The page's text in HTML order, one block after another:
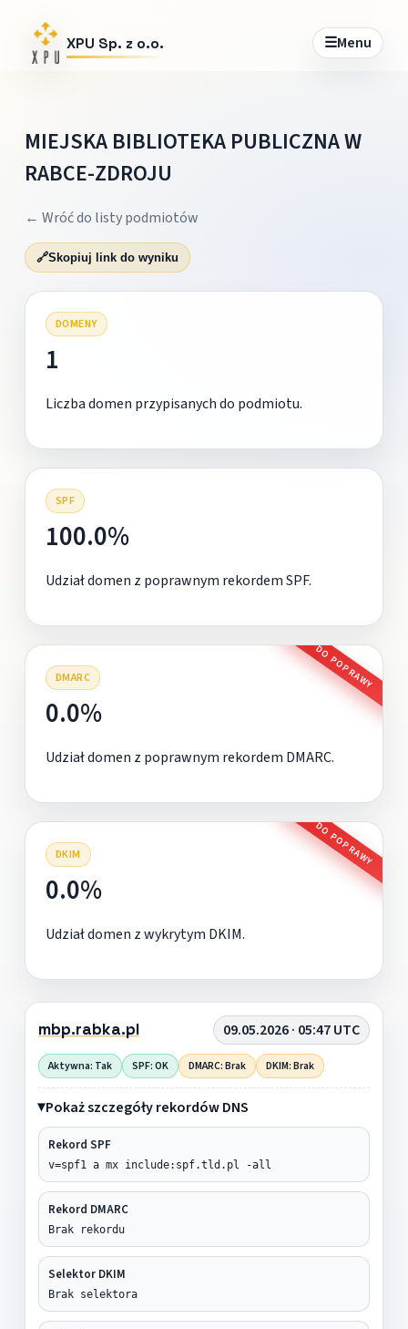
XPU Sp. z o.o. ☰Menu
MIEJSKA BIBLIOTEKA PUBLICZNA W
RABCE-ZDROJU
← Wróć do listy podmiotów
🔗Skopiuj link do wyniku
DOMENY
1
Liczba domen przypisanych do podmiotu.
SPF
100.0%
Udział domen z poprawnym rekordem SPF.
DMARC DO POPRAWY
0.0%
Udział domen z poprawnym rekordem DMARC.
DKIM DO POPRAWY
0.0%
Udział domen z wykrytym DKIM.
mbp.rabka.pl 09.05.2026 · 05:47 UTC
Aktywna: Tak SPF: OK DMARC: Brak DKIM: Brak
Pokaż szczegóły rekordów DNS
Rekord SPF
v=spf1 a mx include:spf.tld.pl -all
Rekord DMARC
Brak rekordu
Selektor DKIM
Brak selektora